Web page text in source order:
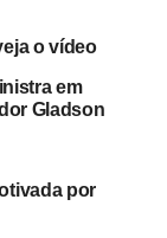
o vídeo
em
Gladson
por